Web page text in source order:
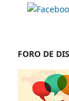
FORO DE